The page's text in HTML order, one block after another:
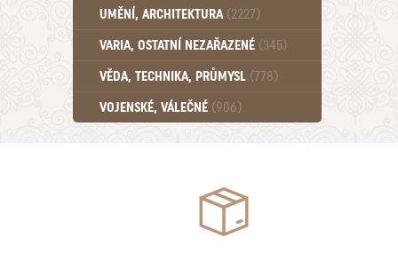
Učebnice - Jazykové (1297)
Učebnice - VŠ (259)
Učebnice - ZŠ (556)
Učebnice - Ostatní (499)
UMĚNÍ, ARCHITEKTURA (2227)
VARIA, OSTATNÍ NEZAŘAZENÉ (345)
VĚDA, TECHNIKA, PRŮMYSL (778)
VOJENSKÉ, VÁLEČNÉ (906)